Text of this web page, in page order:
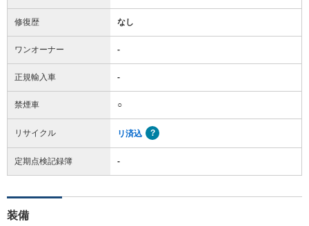
修復歴 なし
ワンオーナー -
正規輸入車 -
禁煙車 ○
リサイクル リ済込
定期点検記録簿 -
装備